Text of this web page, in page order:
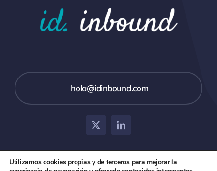
hola@idinbound.com
Utilizamos cookies propias y de terceros para mejorar la